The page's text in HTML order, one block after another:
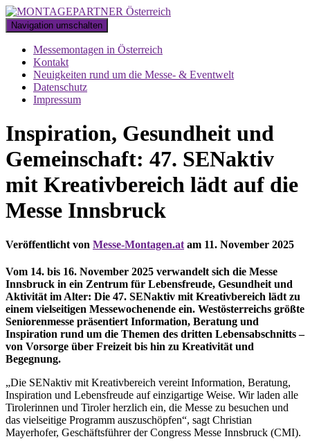
Navigation umschalten
Messemontagen in Österreich
Kontakt
Neuigkeiten rund um die Messe- & Eventwelt
Datenschutz
Impressum
Inspiration, Gesundheit und
Gemeinschaft: 47. SENaktiv
mit Kreativbereich lädt auf die
Messe Innsbruck
Veröffentlicht von Messe-Montagen.at am 11. November 2025
Vom 14. bis 16. November 2025 verwandelt sich die Messe
Innsbruck in ein Zentrum für Lebensfreude, Gesundheit und
Aktivität im Alter: Die 47. SENaktiv mit Kreativbereich lädt zu
einem vielseitigen Messewochenende ein. Westösterreichs größte
Seniorenmesse präsentiert Information, Beratung und
Inspiration rund um die Themen des dritten Lebensabschnitts –
von Vorsorge über Freizeit bis hin zu Kreativität und
Begegnung.
„Die SENaktiv mit Kreativbereich vereint Information, Beratung,
Inspiration und Lebensfreude auf einzigartige Weise. Wir laden alle
Tirolerinnen und Tiroler herzlich ein, die Messe zu besuchen und
das vielseitige Programm auszuschöpfen“, sagt Christian
Mayerhofer, Geschäftsführer der Congress Messe Innsbruck (CMI).